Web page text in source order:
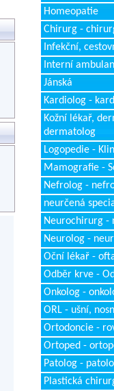
Homeopatie
Chirurg -
Infekční,
Interní
Jánská
Kardiolog -
Kožní lékař,
dermatolog
Logopedie -
Mamografie -
Nefrolog -
neurčená
Neurochirurg -
Neurolog -
Oční lékař -
Odběr krve -
Onkolog -
ORL - ušní,
Ortodoncie -
Ortoped -
Patolog -
Plastická